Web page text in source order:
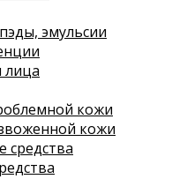
эмульсии
лица
кожи
кожи
средства